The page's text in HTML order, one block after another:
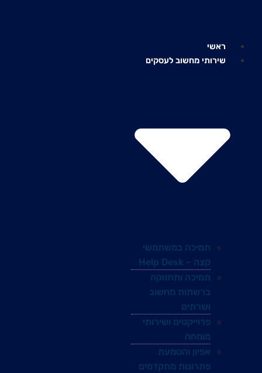
ראשי
שירותי מחשוב לעסקים
תמיכה במשתמשי
קצה – Help Desk
תמיכה ותחזוקה
ברשתות מחשוב
ושרתים
פרוייקטים ושירותי
מומחה
אפיון והטמעת
פתרונות מתקדמים